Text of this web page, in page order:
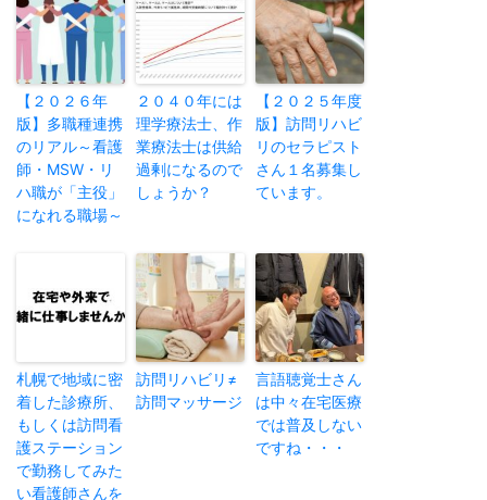
【２０２６年
版】多職種連携
のリアル～看護
師・MSW・リ
ハ職が「主役」
になれる職場～
２０４０年には
理学療法士、作
業療法士は供給
過剰になるので
しょうか？
【２０２５年度
版】訪問リハビ
リのセラピスト
さん１名募集し
ています。
札幌で地域に密
着した診療所、
もしくは訪問看
護ステーション
で勤務してみた
い看護師さんを
訪問リハビリ≠
訪問マッサージ
言語聴覚士さん
は中々在宅医療
では普及しない
ですね・・・